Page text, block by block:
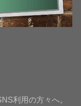
利用の方々へ。